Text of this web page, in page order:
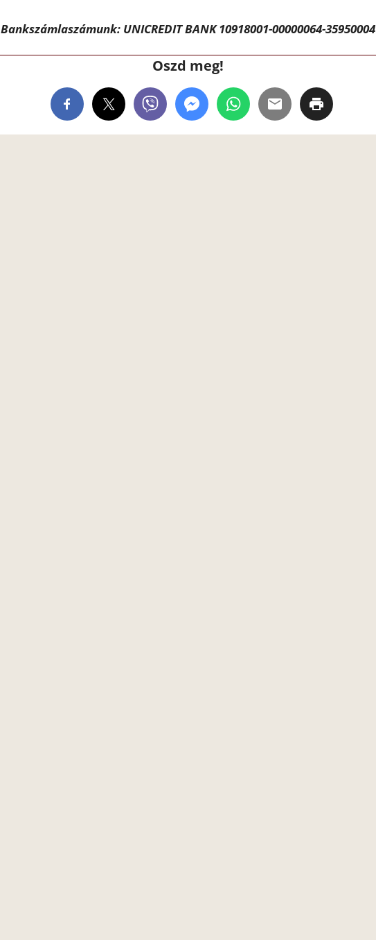
Bankszámlaszámunk: UNICREDIT BANK 10918001-00000064-35950004
Oszd meg!